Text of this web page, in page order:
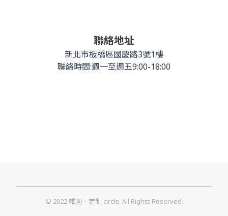
聯絡地址
新北市板橋區國慶路3號1樓
聯絡時間:週一至週五9:00-18:00
© 2022 帷圓．定制 circle. All Rights Reserved.